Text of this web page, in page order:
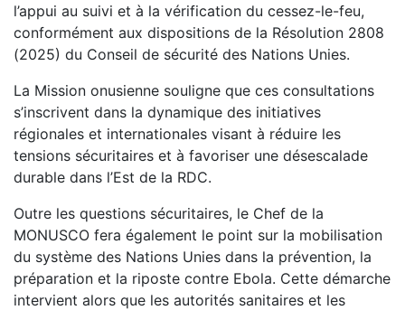
l’appui au suivi et à la vérification du cessez-le-feu,
conformément aux dispositions de la Résolution 2808
(2025) du Conseil de sécurité des Nations Unies.
La Mission onusienne souligne que ces consultations
s’inscrivent dans la dynamique des initiatives
régionales et internationales visant à réduire les
tensions sécuritaires et à favoriser une désescalade
durable dans l’Est de la RDC.
Outre les questions sécuritaires, le Chef de la
MONUSCO fera également le point sur la mobilisation
du système des Nations Unies dans la prévention, la
préparation et la riposte contre Ebola. Cette démarche
intervient alors que les autorités sanitaires et les